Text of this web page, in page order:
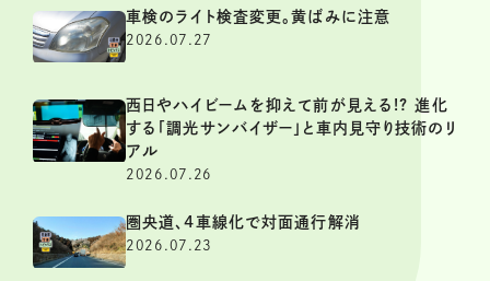
車検のライト検査変更。黄ばみに注意
2026.07.27
西日やハイビームを抑えて前が見える!? 進化
する「調光サンバイザー」と車内見守り技術のリ
アル
2026.07.26
圏央道、4車線化で対面通行解消
2026.07.23